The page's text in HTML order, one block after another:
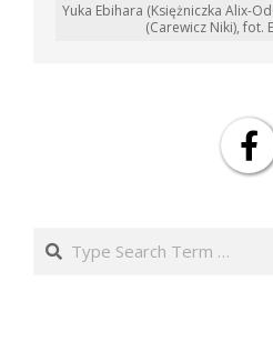
Yuka Ebihara (Księżniczka Alix-
(Carewicz Niki), fot.
Search